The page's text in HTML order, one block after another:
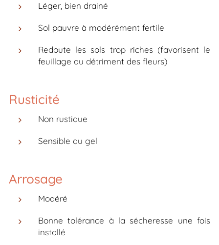
Léger, bien drainé
Sol pauvre à modérément fertile
Redoute les sols trop riches (favorisent le
feuillage au détriment des fleurs)
Rusticité
Non rustique
Sensible au gel
Arrosage
Modéré
Bonne tolérance à la sécheresse une fois
installé